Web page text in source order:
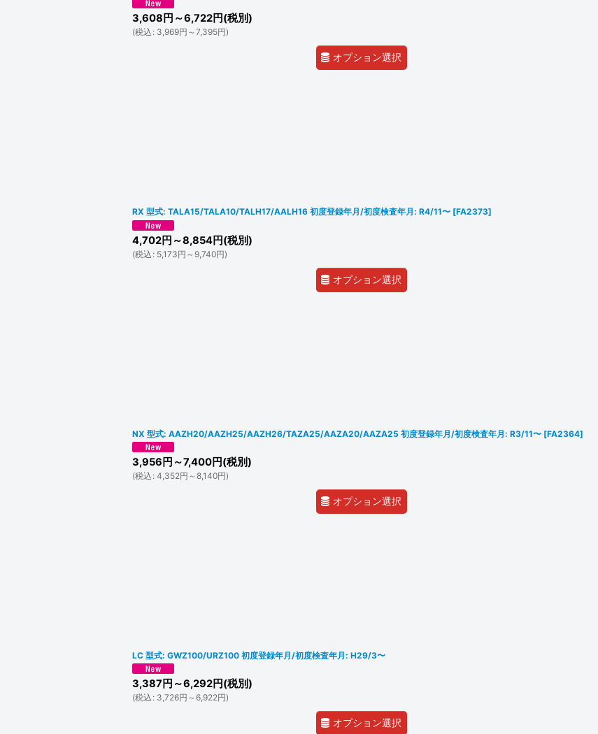
3,608 円 ～6,722円(税別)
(税込 : 3,969円 ～7,395円)
オプション選択
RX 型式: TALA15/TALA10/TALH17/AALH16 初度登録年月/初度検査年月: R4/11〜 [FA2373]
4,702円 ～8,854円(税別)
(税込 : 5,173円 ～9,740円)
オプション選択
NX 型式: AAZH20/AAZH25/AAZH26/TAZA25/AAZA20/AAZA25 初度登録年月/初度検査年月: R3/11〜 [FA2364]
3,956 円 ～7,400円(税別)
(税込 : 4,352円 ～8,140円)
オプション選択
LC 型式: GWZ100/URZ100 初度登録年月/初度検査年月: H29/3〜
3,387 円 ～6,292円(税別)
(税込 : 3,726円 ～6,922円)
オプション選択